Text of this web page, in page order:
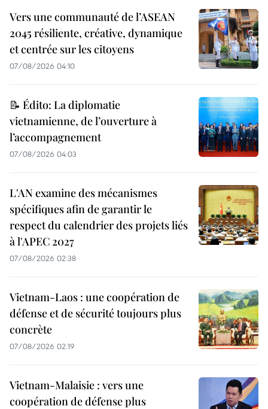
Vers une communauté de l’ASEAN
2045 résiliente, créative, dynamique
et centrée sur les citoyens
07/08/2026 04:10
📝 Édito: La diplomatie
vietnamienne, de l’ouverture à
l’accompagnement
07/08/2026 04:03
L'AN examine des mécanismes
spécifiques afin de garantir le
respect du calendrier des projets liés
à l'APEC 2027
07/08/2026 02:38
Vietnam-Laos : une coopération de
défense et de sécurité toujours plus
concrète
07/08/2026 02:19
Vietnam-Malaisie : vers une
coopération de défense plus